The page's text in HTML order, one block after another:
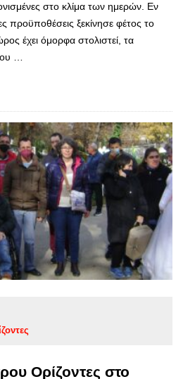
στο κλίμα των ημερών. Εν
προϋποθέσεις ξεκίνησε φέτος το
έχει όμορφα στολιστεί, τα
…
Ορίζοντες στο